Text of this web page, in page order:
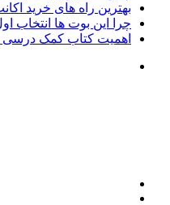
بهترین راه های خرید
چرا این بوت ها انتخاب
اهمیت کتاب کمک درسی